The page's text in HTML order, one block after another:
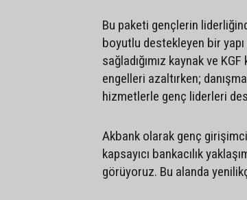
Bu paketi gençlerin
boyutlu destekleyen bir
sağladığımız kaynak ve
engelleri azaltırken;
hizmetlerle genç liderleri
Akbank olarak genç
kapsayıcı bankacılık
görüyoruz. Bu alanda